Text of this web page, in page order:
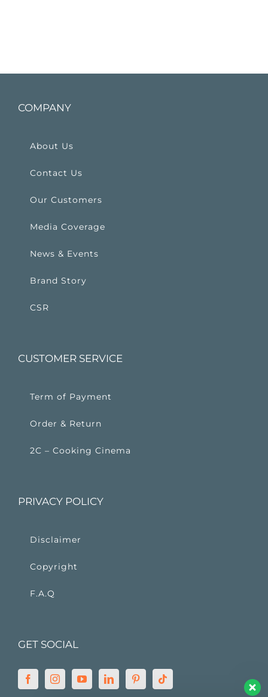
COMPANY
About Us
Contact Us
Our Customers
Media Coverage
News & Events
Brand Story
CSR
CUSTOMER SERVICE
Term of Payment
Order & Return
2C – Cooking Cinema
PRIVACY POLICY
Disclaimer
Copyright
F.A.Q
GET SOCIAL